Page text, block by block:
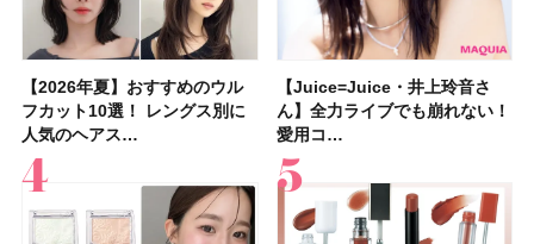
【2026年夏】おすすめのウル
フカット10選！ レングス別に
人気のヘアス…
【Juice=Juice・井上玲音さ
ん】全力ライブでも崩れない！
愛用コ…
【石井美保さん】おすすめの
「ブライトニング」11選！ ス
キンケアからサプ…
【2026夏】「大人のニキビケ
ア」ランキングTOP5！＜マキ
アビューティ…
【Juice=Juice・井上玲音さ
ん】全力ライブでも崩れない！
愛用コ…
【セザンヌ】新作パールグロウ
ハイライトNのスウォッチ＆口
コミを紹介！ ツ…
【2026年】ボディ用日焼け止
めUVのおすすめ20選！ この夏
注目の人気…
【クリスマスコフレ2026】
HACCIのホリデーギフトが豪華
すぎると話題…
【板野友美さんの美活】「実は
うねりやすいクセ毛なんです」
美しいロングヘア…
【美容系・伊能忠敬界隈】目指
すは日本縦断！ 山之内すずさ
んが100km歩…
【2026年夏】40代におすすめ
の髪型30選！ 若く見える・手
入れが楽な…
【2026年夏】おすすめの髪型
36選！ショート・ボブ・ミディ
アム・ロング…
【フォロー＆いいねで当たる】
中国割烹旅館 掬水亭の宿泊券
を1組2名様にプ…
【鈴木えみさんの愛用品30選】
コスメ・スキンケア・ヘアケア
etc.お気に…
【新色追加】セザンヌ「ウォー
タリーティントリップ」全色レ
ビュー｜イエベ・…
【セザンヌ】8/7新色追加！
「ウォータリーティントリップ
」10モモピュ…